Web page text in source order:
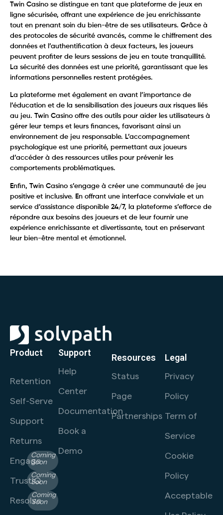
Twin Casino se distingue en tant que plateforme de jeux en
ligne sécurisée, offrant une expérience de jeu enrichissante
tout en prenant soin du bien-être de ses utilisateurs. Grâce à
des protocoles de sécurité avancés, comme le chiffrement des
données et l’authentification à deux facteurs, les joueurs
peuvent profiter de leurs sessions de jeu en toute tranquillité.
La sécurité des données est une priorité, garantissant que les
informations personnelles restent protégées.
La plateforme met également en avant l’importance de
l’éducation et de la sensibilisation des joueurs aux risques liés
au jeu. Twin Casino offre des outils pour aider les utilisateurs à
gérer leur temps et leurs finances, favorisant ainsi un
environnement de jeu responsable. L’accompagnement
psychologique est une priorité, permettant aux joueurs
d’accéder à des ressources utiles pour prévenir les
comportements problématiques.
Enfin, Twin Casino s’engage à créer une communauté de jeu
positive et inclusive. En offrant une interface conviviale et un
service d’assistance disponible 24/7, la plateforme s’efforce de
répondre aux besoins des joueurs et de leur fournir une
expérience enrichissante et divertissante, tout en préservant
leur bien-être mental et émotionnel.
Product
Retention
Self-Serve
Support
Returns
Engage
Coming
Soon
TrustIQ
Coming
Soon
Resolve
Coming
Soon
Support
Help
Center
Documentation
Book a
Demo
Resources
Status
Page
Partnerships
Legal
Privacy
Policy
Term of
Service
Cookie
Policy
Acceptable